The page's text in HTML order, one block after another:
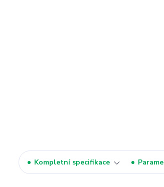
Kompletní specifikace